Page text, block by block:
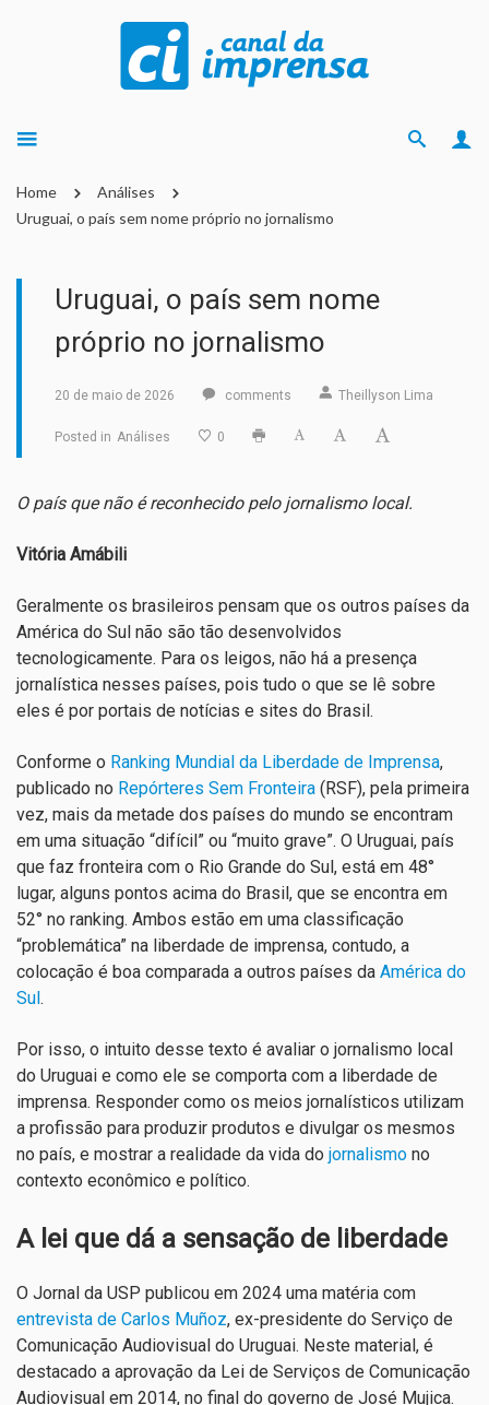
Home
Análises
Uruguai, o país sem nome próprio no jornalismo
Uruguai, o país sem nome
próprio no jornalismo
20 de maio de 2026 comments Theillyson Lima
Posted in Análises 0
O país que não é reconhecido pelo jornalismo local.
Vitória Amábili
Geralmente os brasileiros pensam que os outros países da
América do Sul não são tão desenvolvidos
tecnologicamente. Para os leigos, não há a presença
jornalística nesses países, pois tudo o que se lê sobre
eles é por portais de notícias e sites do Brasil.
Conforme o Ranking Mundial da Liberdade de Imprensa,
publicado no Repórteres Sem Fronteira (RSF), pela primeira
vez, mais da metade dos países do mundo se encontram
em uma situação “difícil” ou “muito grave”. O Uruguai, país
que faz fronteira com o Rio Grande do Sul, está em 48°
lugar, alguns pontos acima do Brasil, que se encontra em
52° no ranking. Ambos estão em uma classificação
“problemática” na liberdade de imprensa, contudo, a
colocação é boa comparada a outros países da América do
Sul.
Por isso, o intuito desse texto é avaliar o jornalismo local
do Uruguai e como ele se comporta com a liberdade de
imprensa. Responder como os meios jornalísticos utilizam
a profissão para produzir produtos e divulgar os mesmos
no país, e mostrar a realidade da vida do jornalismo no
contexto econômico e político.
A lei que dá a sensação de liberdade
O Jornal da USP publicou em 2024 uma matéria com
entrevista de Carlos Muñoz, ex-presidente do Serviço de
Comunicação Audiovisual do Uruguai. Neste material, é
destacado a aprovação da Lei de Serviços de Comunicação
Audiovisual em 2014, no final do governo de José Mujica.